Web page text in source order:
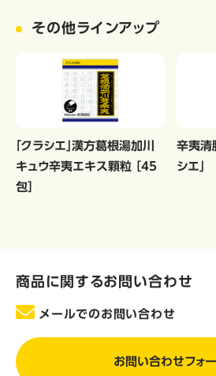
その他ラインアップ
「クラシエ」漢方葛根湯加川
キュウ辛夷エキス顆粒 ［45
包］
辛夷清
シエ」
商品に関するお問い合わせ
メールでのお問い合わせ
お問い合わせフォ